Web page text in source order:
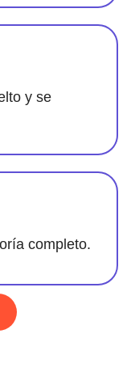
y se
completo.